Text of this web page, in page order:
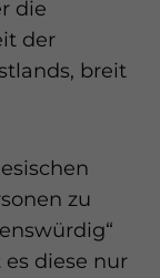
die
der
breit
zu
diese nur